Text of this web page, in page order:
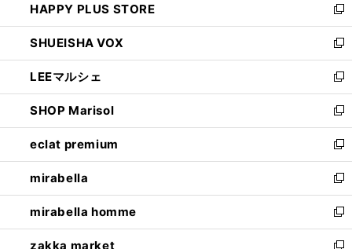
ド
ウ
で
開
く
ィ
ン
ド
ウ
で
開
く
い
ウ
ィ
ン
ド
ウ
で
開
く
HAPPY PLUS STORE
新
し
い
ウ
ィ
ン
ド
ウ
で
開
く
SHUEISHA VOX
新
し
い
ウ
ィ
ン
ド
ウ
で
開
く
LEEマルシェ
新
し
い
ウ
ィ
ン
ド
ウ
で
開
く
SHOP Marisol
新
し
い
ウ
ィ
ン
ド
ウ
で
eclat premium
新
し
い
ウ
ィ
ン
mirabella
新
し
い
ウ
mirabella homme
新
し
zakka market